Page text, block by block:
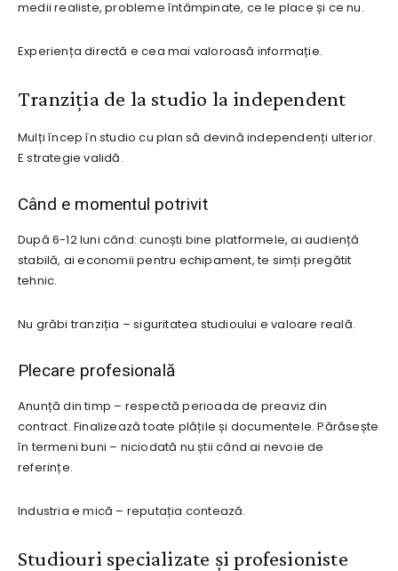
medii realiste, probleme întâmpinate, ce le place și ce nu.
Experiența directă e cea mai valoroasă informație.
Tranziția de la studio la independent
Mulți încep în studio cu plan să devină independenți ulterior.
E strategie validă.
Când e momentul potrivit
După 6-12 luni când: cunoști bine platformele, ai audiență
stabilă, ai economii pentru echipament, te simți pregătit
tehnic.
Nu grăbi tranziția – siguritatea studioului e valoare reală.
Plecare profesională
Anunță din timp – respectă perioada de preaviz din
contract. Finalizează toate plățile și documentele. Părăsește
în termeni buni – niciodată nu știi când ai nevoie de
referințe.
Industria e mică – reputația contează.
Studiouri specializate și profesioniste